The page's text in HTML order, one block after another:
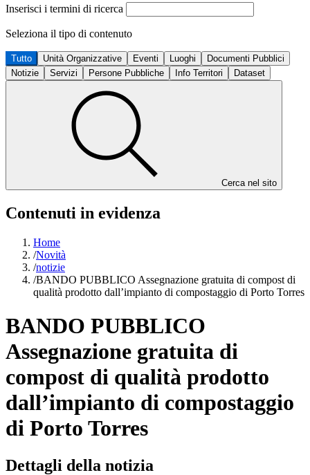
Inserisci i termini di ricerca
Seleziona il tipo di contenuto
Tutto Unità Organizzative Eventi Luoghi
Documenti Pubblici
Notizie
Servizi Persone Pubbliche Info Territori Dataset
Cerca nel sito
Contenuti in evidenza
Home
/Novità
/notizie
/BANDO PUBBLICO Assegnazione gratuita di compost di
qualità prodotto dall’impianto di compostaggio di Porto Torres
BANDO PUBBLICO
Assegnazione gratuita di
compost di qualità prodotto
dall’impianto di compostaggio
di Porto Torres
Dettagli della notizia